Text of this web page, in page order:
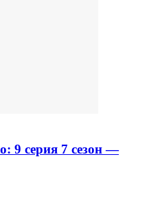
9 серия 7 сезон —